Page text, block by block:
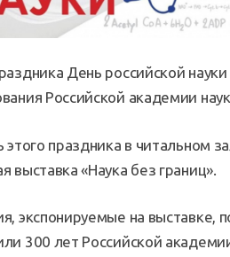
День российской
Российской академии
этого праздника в
выставка «Наука без границ».
экспонируемые на выставке,
300 лет Российской